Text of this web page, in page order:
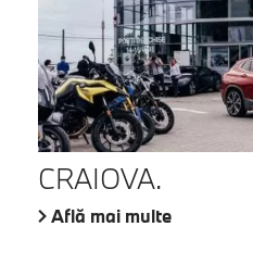
CRAIOVA.
Află mai multe